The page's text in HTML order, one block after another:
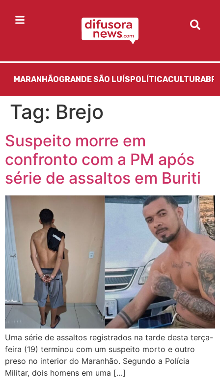
MARANHÃOGRANDE SÃO LUÍS POLÍTICACULTURA
Tag: Brejo
Suspeito morre em
confronto com a PM após
série de assaltos em Buriti
Uma série de assaltos registrados na tarde desta terça-
feira (19) terminou com um suspeito morto e outro
preso no interior do Maranhão. Segundo a Polícia
Militar, dois homens em uma […]